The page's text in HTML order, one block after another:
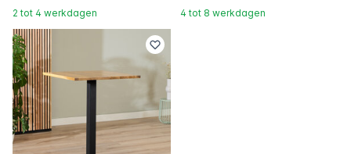
2 tot 4 werkdagen 4 tot 8 werkdagen